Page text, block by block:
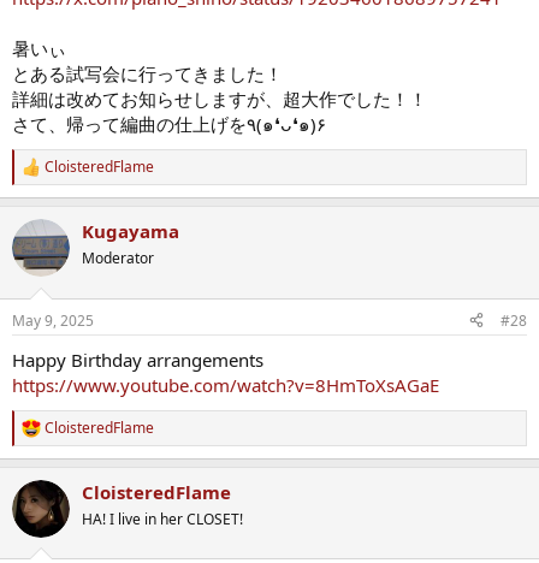
暑いぃ
とある試写会に行ってきました！
詳細は改めてお知らせしますが、超大作でした！！
さて、帰って編曲の仕上げを ٩(๑❛ᴗ❛๑)۶
R
e
c
t
i
s
CloisteredFlame
Kugayama
Moderator
May 9, 2025 #28
Happy Birthday arrangements
https://www.youtube.com/watch?v=8HmToXsAGaE
R
e
c
t
i
CloisteredFlame
CloisteredFlame
HA! I live in her CLOSET!